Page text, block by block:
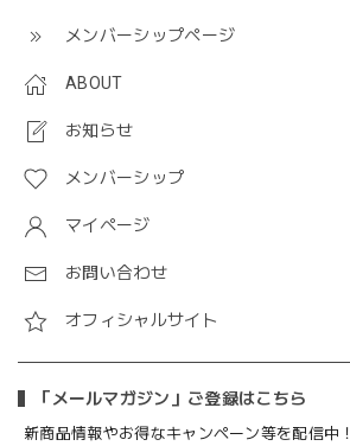
メンバーシップページ
ABOUT
お知らせ
メンバーシップ
マイページ
お問い合わせ
オフィシャルサイト
「メールマガジン」ご登録はこちら
新商品情報やお得なキャンペーン等を配信中！